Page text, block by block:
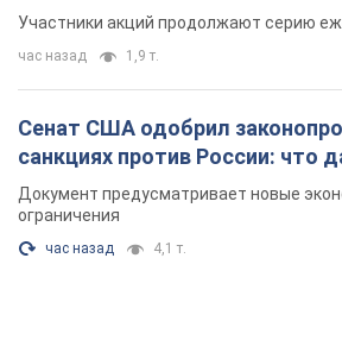
Участники акций продолжают серию
час назад 1,9 т.
Сенат США одобрил
санкциях против России: что
Документ предусматривает новые
ограничения
час назад 4,1 т.